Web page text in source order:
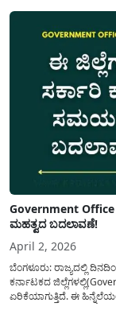
Government
ಮಹತ್ವದ ಬದಲಾವಣೆ!
April 2, 2026
ಬೆಂಗಳೂರು: ರಾಜ್ಯದಲ್ಲಿ
ಕರ್ನಾಟಕದ
ಏರಿಕೆಯಾಗುತ್ತಿದೆ. ಈ